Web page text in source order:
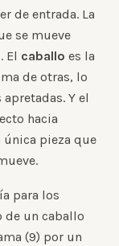
de entrada. La
se mueve
El caballo es la
de otras, lo
Y el
hacia
pieza que
para los
de un caballo
(9) por un